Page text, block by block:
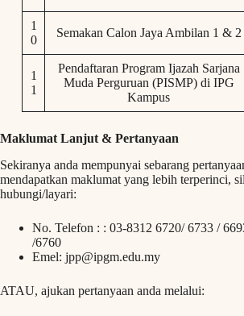
1
0
Semakan Calon Jaya Ambilan 1 & 2
1
1
Pendaftaran Program Ijazah Sarjana
Muda Perguruan (PISMP) di IPG
Kampus
Maklumat Lanjut & Pertanyaan
Sekiranya anda mempunyai sebarang
mendapatkan maklumat yang lebih terperinci,
hubungi/layari:
No. Telefon : : 03-8312 6720/ 6733 /
/6760
Emel: jpp@ipgm.edu.my
ATAU, ajukan pertanyaan anda melalui: